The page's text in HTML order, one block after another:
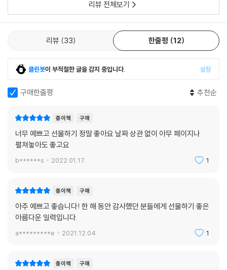
리뷰 전체보기
리뷰 33 한줄평 12
클린봇이 부적절한 글을 감지 중입니다. 설정
구매한줄평 추천순
종이책 구매
너무 예쁘고 선물하기 정말 좋아요 날짜 상관 없이 아무 페이지나
펼쳐놓아도 좋고요
b******s 2022.01.17. 1
종이책 구매
아주 예쁘고 좋습니다! 한 해 동안 감사했던 분들에게 선물하기 좋은
아름다운 일력입니다.
a*********e 2021.12.04. 1
종이책 구매